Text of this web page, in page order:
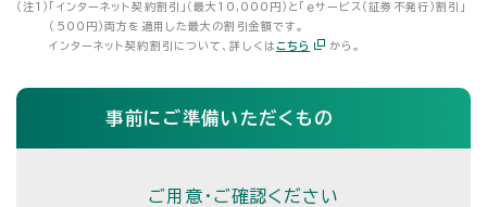
（注1） 「インターネット契約割引」（最大10,000円）と「ｅサービス（証券不発行）割引」
（500円）両方を適用した最大の割引金額です。
インターネット契約割引について、詳しくは こちら から。
事前にご準備いただくもの
ご用意・ご確認ください